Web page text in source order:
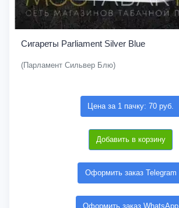
Сигареты Parliament Silver Blue
(Парламент Сильвер Блю)
Цена за 1 пачку: 70 руб.
Добавить в корзину
Оформить заказ Telegram
Оформить заказ WhatsApp